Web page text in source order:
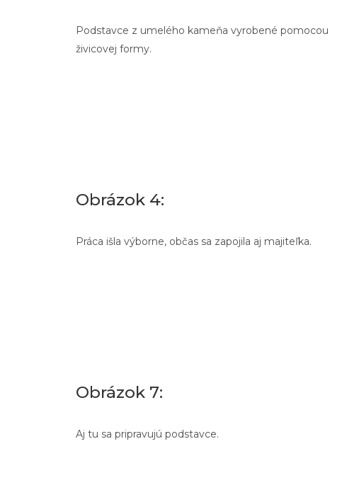
Podstavce z umelého kameňa vyrobené pomocou
živicovej formy.
Obrázok 4:
Práca išla výborne, občas sa zapojila aj majiteľka.
Obrázok 7:
Aj tu sa pripravujú podstavce.